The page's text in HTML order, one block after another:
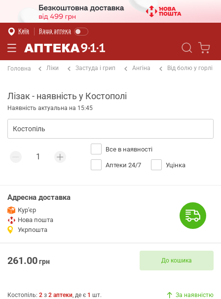
Київ Ваша аптека
Головна Ліки Застуда і грип Ангіна Від болю у горлі
Лізак - наявність у Костополі
Наявність актуальна на 15:45
Все в наявності
Аптеки 24/7 Уцінка
Адресна доставка
Кур'єр
Нова пошта
Укрпошта
261.00грн До кошика
Костопіль: 2 з 2 аптеки, де є 1 шт. За наявністю